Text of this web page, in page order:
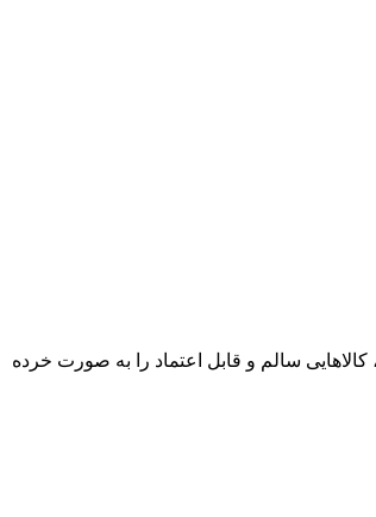
سالم و قابل اعتماد را به صورت خرده